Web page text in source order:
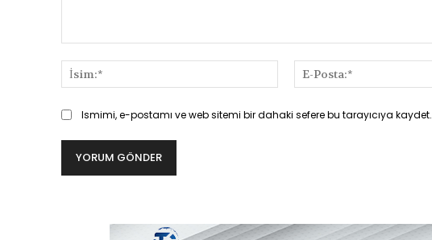
İsim:*
Ismimi, e-postamı ve web sitemi bir dahaki sefere bu tarayıcıya kaydet.